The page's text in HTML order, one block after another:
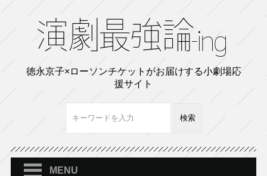
徳永京子×ローソンチケットがお届けする小劇場応
援サイト
MENU